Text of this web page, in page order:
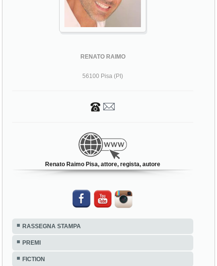
RENATO RAIMO
56100 Pisa (PI)
Renato Raimo Pisa, attore, regista, autore
RASSEGNA STAMPA
PREMI
FICTION